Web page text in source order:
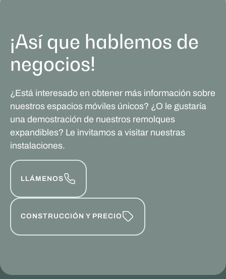
¡Así que hablemos de
negocios!
¿Está interesado en obtener más información sobre
nuestros espacios móviles únicos? ¿O le gustaría
una demostración de nuestros remolques
expandibles? Le invitamos a visitar nuestras
instalaciones.
LLÁMENOS
CONSTRUCCIÓN Y PRECIO